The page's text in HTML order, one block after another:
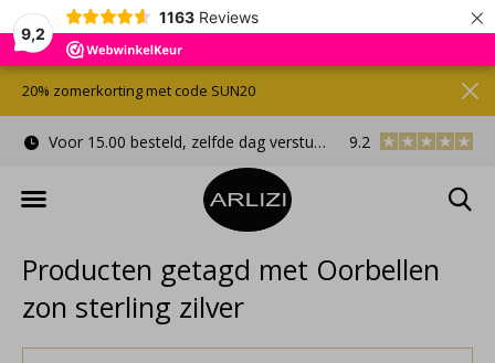
9,2
1163 Reviews ×
Voor 15.00 besteld, zelfde dag verstuurd Gratis
9.2
20% zomerkorting met code SUN20
Producten getagd met Oorbellen
zon sterling zilver